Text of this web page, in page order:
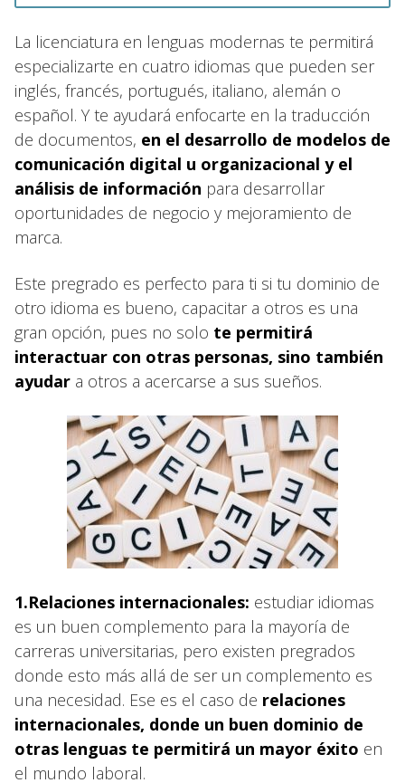
La licenciatura en lenguas modernas te permitirá
especializarte en cuatro idiomas que pueden ser
inglés, francés, portugués, italiano, alemán o
español. Y te ayudará enfocarte en la traducción
de documentos, en el desarrollo de modelos de
comunicación digital u organizacional y el
análisis de información para desarrollar
oportunidades de negocio y mejoramiento de
marca.
Este pregrado es perfecto para ti si tu dominio de
otro idioma es bueno, capacitar a otros es una
gran opción, pues no solo te permitirá
interactuar con otras personas, sino también
ayudar a otros a acercarse a sus sueños.
1.Relaciones internacionales: estudiar idiomas
es un buen complemento para la mayoría de
carreras universitarias, pero existen pregrados
donde esto más allá de ser un complemento es
una necesidad. Ese es el caso de relaciones
internacionales, donde un buen dominio de
otras lenguas te permitirá un mayor éxito en
el mundo laboral.